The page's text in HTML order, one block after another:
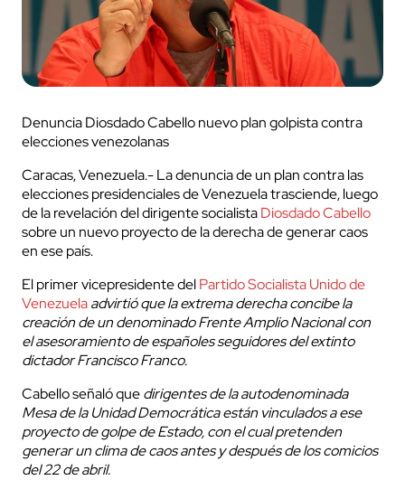
Denuncia Diosdado Cabello nuevo plan golpista contra
elecciones venezolanas
Caracas, Venezuela.- La denuncia de un plan contra las
elecciones presidenciales de Venezuela trasciende, luego
de la revelación del dirigente socialistaDiosdado Cabello
sobre un nuevo proyecto de la derecha de generar caos
en ese país.
El primer vicepresidente delPartido Socialista Unido de
Venezuelaadvirtió que la extrema derecha concibe la
creación de un denominado Frente Amplio Nacional con
el asesoramiento de españoles seguidores del extinto
dictador Francisco Franco.
Cabello señaló quedirigentes de la autodenominada
Mesa de la Unidad Democrática están vinculados a ese
proyecto de golpe de Estado, con el cual pretenden
generar un clima de caos antes y después de los comicios
del 22 de abril.